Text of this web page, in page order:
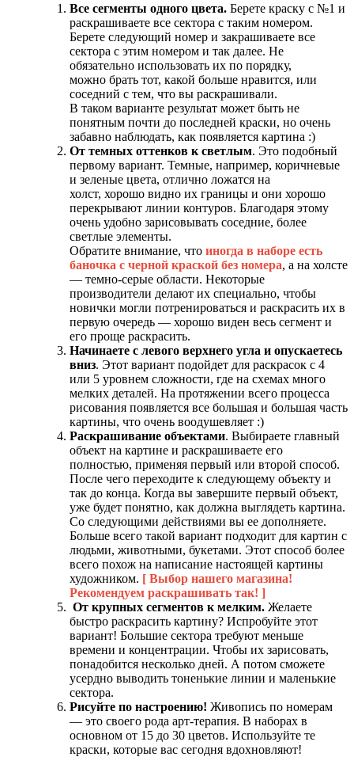
Все сегменты одного цвета. Берете краску с №1 и
раскрашиваете все сектора с таким номером.
Берете следующий номер и закрашиваете все
сектора с этим номером и так далее. Не
обязательно использовать их по порядку,
можно брать тот, какой больше нравится, или
соседний с тем, что вы раскрашивали.
В таком варианте результат может быть не
понятным почти до последней краски, но очень
забавно наблюдать, как появляется картина :)
От темных оттенков к светлым. Это подобный
первому вариант. Темные, например, коричневые
и зеленые цвета, отлично ложатся на
холст, хорошо видно их границы и они хорошо
перекрывают линии контуров. Благодаря этому
очень удобно зарисовывать соседние, более
светлые элементы.
Обратите внимание, что иногда в наборе есть
баночка с черной краской без номера, а на холсте
— темно-серые области. Некоторые
производители делают их специально, чтобы
новички могли потренироваться и раскрасить их в
первую очередь — хорошо виден весь сегмент и
его проще раскрасить.
Начинаете с левого верхнего угла и опускаетесь
вниз. Этот вариант подойдет для раскрасок с 4
или 5 уровнем сложности, где на схемах много
мелких деталей. На протяжении всего процесса
рисования появляется все большая и большая часть
картины, что очень воодушевляет :)
Раскрашивание объектами. Выбираете главный
объект на картине и раскрашиваете его
полностью, применяя первый или второй способ.
После чего переходите к следующему объекту и
так до конца. Когда вы завершите первый объект,
уже будет понятно, как должна выглядеть картина.
Со следующими действиями вы ее дополняете.
Больше всего такой вариант подходит для картин с
людьми, животными, букетами. Этот способ более
всего похож на написание настоящей картины
художником. [ Выбор нашего магазина!
Рекомендуем раскрашивать так! ]
От крупных сегментов к мелким. Желаете
быстро раскрасить картину? Испробуйте этот
вариант! Большие сектора требуют меньше
времени и концентрации. Чтобы их зарисовать,
понадобится несколько дней. А потом сможете
усердно выводить тоненькие линии и маленькие
сектора.
Рисуйте по настроению! Живопись по номерам
— это своего рода арт-терапия. В наборах в
основном от 15 до 30 цветов. Используйте те
краски, которые вас сегодня вдохновляют!